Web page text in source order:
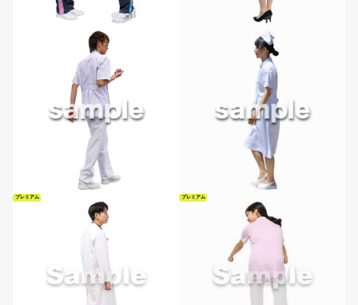
プレミアム プレミアム